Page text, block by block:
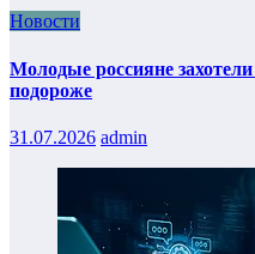
Новости
Молодые россияне
подороже
31.07.2026 admin